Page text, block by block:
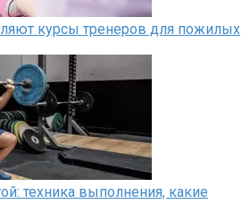
курсы тренеров для пожилых
техника выполнения, какие